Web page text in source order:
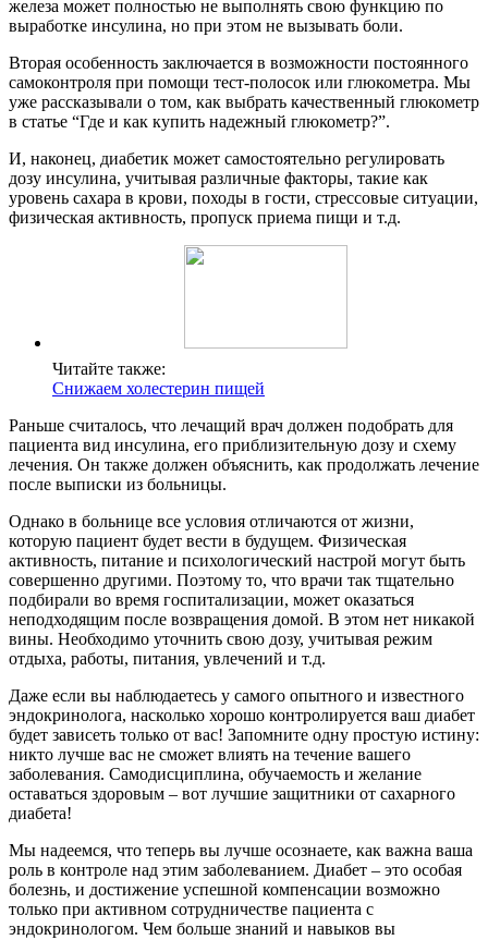
железа может полностью не выполнять свою функцию по
выработке инсулина, но при этом не вызывать боли.
Вторая особенность заключается в возможности постоянного
самоконтроля при помощи тест-полосок или глюкометра. Мы
уже рассказывали о том, как выбрать качественный глюкометр
в статье “Где и как купить надежный глюкометр?”.
И, наконец, диабетик может самостоятельно регулировать
дозу инсулина, учитывая различные факторы, такие как
уровень сахара в крови, походы в гости, стрессовые ситуации,
физическая активность, пропуск приема пищи и т.д.
Читайте также:
Снижаем холестерин пищей
Раньше считалось, что лечащий врач должен подобрать для
пациента вид инсулина, его приблизительную дозу и схему
лечения. Он также должен объяснить, как продолжать лечение
после выписки из больницы.
Однако в больнице все условия отличаются от жизни,
которую пациент будет вести в будущем. Физическая
активность, питание и психологический настрой могут быть
совершенно другими. Поэтому то, что врачи так тщательно
подбирали во время госпитализации, может оказаться
неподходящим после возвращения домой. В этом нет никакой
вины. Необходимо уточнить свою дозу, учитывая режим
отдыха, работы, питания, увлечений и т.д.
Даже если вы наблюдаетесь у самого опытного и известного
эндокринолога, насколько хорошо контролируется ваш диабет
будет зависеть только от вас! Запомните одну простую истину:
никто лучше вас не сможет влиять на течение вашего
заболевания. Самодисциплина, обучаемость и желание
оставаться здоровым – вот лучшие защитники от сахарного
диабета!
Мы надеемся, что теперь вы лучше осознаете, как важна ваша
роль в контроле над этим заболеванием. Диабет – это особая
болезнь, и достижение успешной компенсации возможно
только при активном сотрудничестве пациента с
эндокринологом. Чем больше знаний и навыков вы